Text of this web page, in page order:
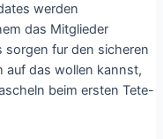
werden
das Mitglieder
sorgen fur den sicheren
auf das wollen kannst,
beim ersten Tete-